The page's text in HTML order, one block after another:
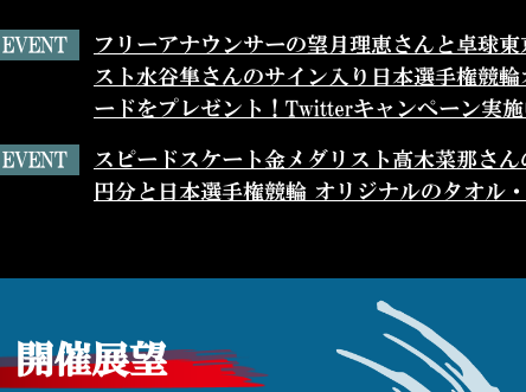
EVENT
フリーアナウンサーの望月理恵さんと卓球東
スト水谷隼さんのサイン入り日本選手権競
ードをプレゼント！Twitterキャンペーン実施
EVENT
スピードスケート金メダリスト髙木菜那さ
円分と日本選手権競輪 オリジナルのタオル
EVENT
ダービー王となった山口挙矢選手のサイン
サイン入りクオカード・Tシャツ・タオルの
キャンペーン実施中！
開催展望